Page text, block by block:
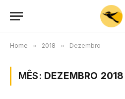
Home » 2018 » Dezembro
MÊS: DEZEMBRO 2018